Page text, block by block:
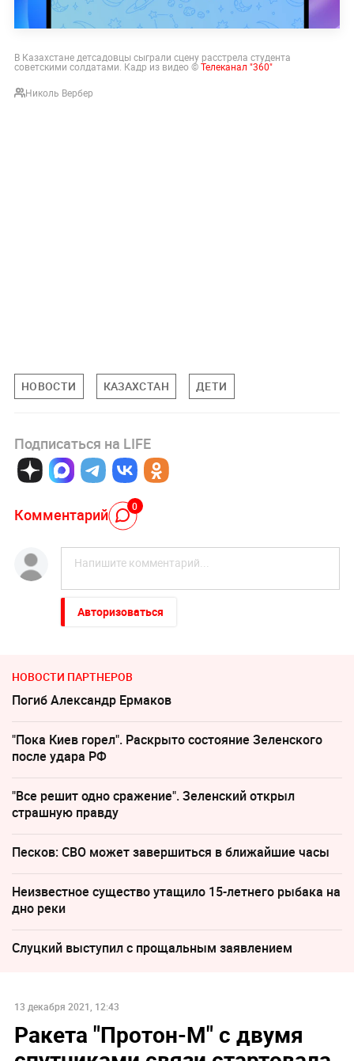
В Казахстане детсадовцы сыграли сцену расстрела студента
советскими солдатами. Кадр из видео ©Телеканал "360"
Николь Вербер
НОВОСТИ КАЗАХСТАН ДЕТИ
Подписаться на LIFE
Комментарий 0
Авторизоваться
НОВОСТИ ПАРТНЕРОВ
Погиб Александр Ермаков
"Пока Киев горел". Раскрыто состояние Зеленского
после удара РФ
"Все решит одно сражение". Зеленский открыл
страшную правду
Песков: СВО может завершиться в ближайшие часы
Неизвестное существо утащило 15-летнего рыбака на
дно реки
Слуцкий выступил с прощальным заявлением
13 декабря 2021, 12:43
Ракета "Протон-М" с двумя